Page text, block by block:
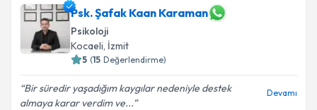
Psk. Şafak Kaan Karaman
Psikoloji
Kocaeli, İzmit
5 (15 Değerlendirme)
Bir süredir yaşadığım kaygılar nedeniyle destek
almaya karar verdim ve...
Devamı